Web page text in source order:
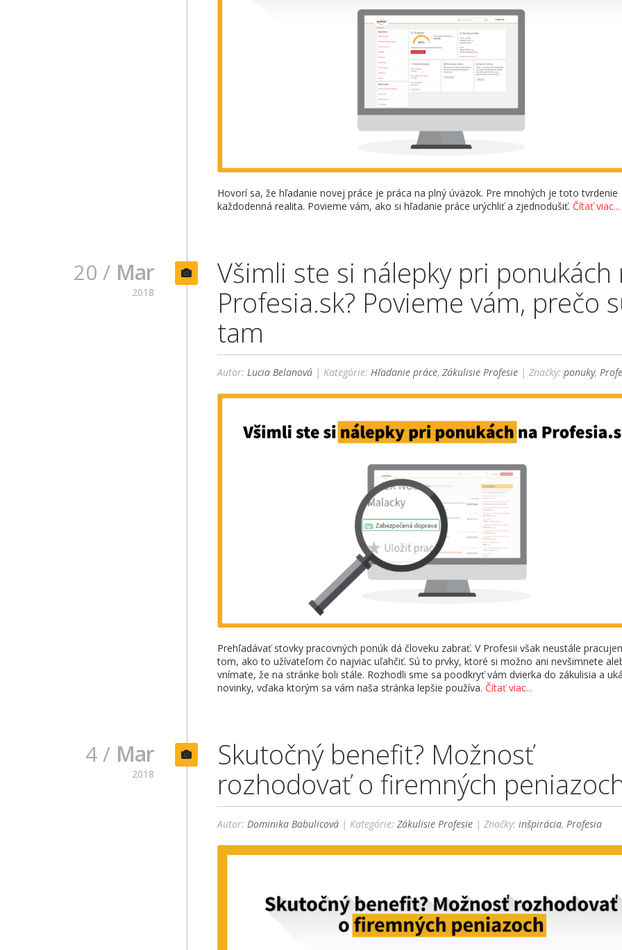
Hovorí sa, že hľadanie novej práce je práca na plný úväzok. Pre mnohých je toto tvrdenie
každodenná realita. Povieme vám, ako si hľadanie práce urýchliť a zjednodušiť. Čítať viac...
20 / Mar
2018
Všimli ste si nálepky pri ponukách
Profesia.sk? Povieme vám, prečo
tam
Autor:Lucia Belanová | Kategórie:Hľadanie práce,Zákulisie Profesie | Značky:ponuky,
Prehľadávať stovky pracovných ponúk dá človeku zabrať. V Profesii však neustále
tom, ako to užívateľom čo najviac uľahčiť. Sú to prvky, ktoré si možno ani nevšimnete
vnímate, že na stránke boli stále. Rozhodli sme sa poodkryť vám dvierka do zákulisia a
novinky, vďaka ktorým sa vám naša stránka lepšie používa. Čítať viac...
4 / Mar
2018
Skutočný benefit? Možnosť
rozhodovať o firemných
Autor:Dominika Babulicová | Kategórie:Zákulisie Profesie | Značky:inšpirácia,Profesia